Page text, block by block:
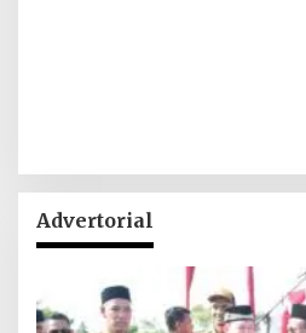
Advertorial